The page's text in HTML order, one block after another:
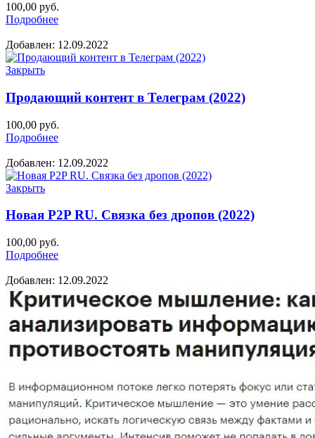
100,00 руб.
Подробнее
Добавлен: 12.09.2022
Закрыть
Продающий контент в Телеграм (2022)
100,00 руб.
Подробнее
Добавлен: 12.09.2022
Закрыть
Новая P2P RU. Связка без дропов (2022)
100,00 руб.
Подробнее
Добавлен: 12.09.2022